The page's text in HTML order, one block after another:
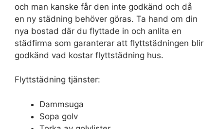
och man kanske får den inte godkänd och då
en ny städning behöver göras. Ta hand om din
nya bostad där du flyttade in och anlita en
städfirma som garanterar att flyttstädningen blir
godkänd vad kostar flyttstädning hus.
Flyttstädning tjänster:
Dammsuga
Sopa golv